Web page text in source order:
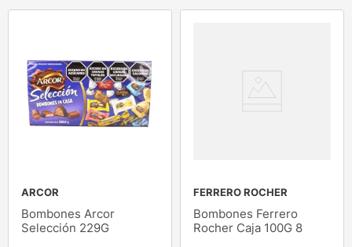
ARCOR
Bombones Arcor
Selección 229G
FERRERO ROCHER
Bombones Ferrero
Rocher Caja 100G 8